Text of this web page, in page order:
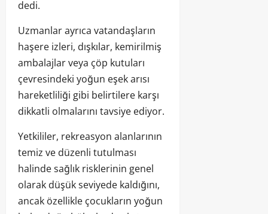
dedi.
Uzmanlar ayrıca vatandaşların
haşere izleri, dışkılar, kemirilmiş
ambalajlar veya çöp kutuları
çevresindeki yoğun eşek arısı
hareketliliği gibi belirtilere karşı
dikkatli olmalarını tavsiye ediyor.
Yetkililer, rekreasyon alanlarının
temiz ve düzenli tutulması
halinde sağlık risklerinin genel
olarak düşük seviyede kaldığını,
ancak özellikle çocukların yoğun